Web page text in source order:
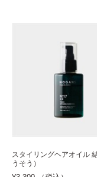
スタイリングヘアオイル
うそう）